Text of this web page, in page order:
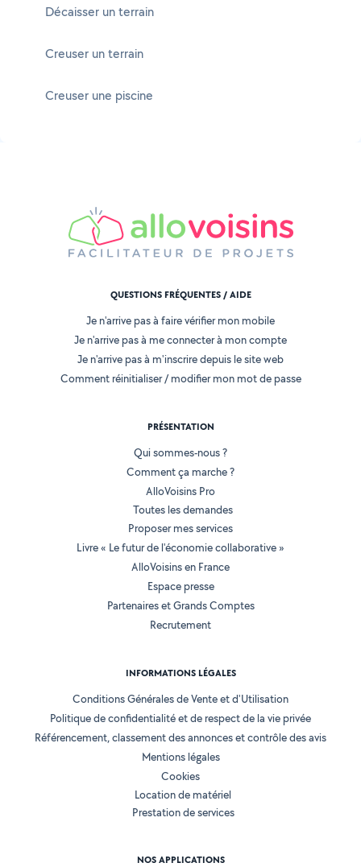
Décaisser un terrain
Creuser un terrain
Creuser une piscine
QUESTIONS FRÉQUENTES / AIDE
Je n'arrive pas à faire vérifier mon mobile
Je n'arrive pas à me connecter à mon compte
Je n'arrive pas à m'inscrire depuis le site web
Comment réinitialiser / modifier mon mot de passe
PRÉSENTATION
Qui sommes-nous ?
Comment ça marche ?
AlloVoisins Pro
Toutes les demandes
Proposer mes services
Livre « Le futur de l'économie collaborative »
AlloVoisins en France
Espace presse
Partenaires et Grands Comptes
Recrutement
INFORMATIONS LÉGALES
Conditions Générales de Vente et d'Utilisation
Politique de confidentialité et de respect de la vie privée
Référencement, classement des annonces et contrôle des avis
Mentions légales
Cookies
Location de matériel
Prestation de services
NOS APPLICATIONS